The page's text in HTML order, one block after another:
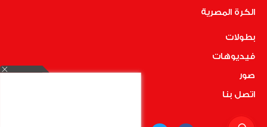
الكرة المصرية
بطولات
فيديوهات
صور
اتصل بنا